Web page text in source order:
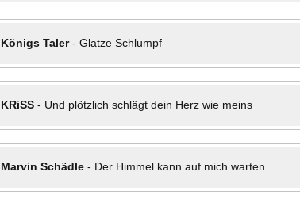
Königs Taler- Glatze Schlumpf
KRiSS- Und plötzlich schlägt dein Herz wie meins
Marvin Schädle- Der Himmel kann auf mich warten